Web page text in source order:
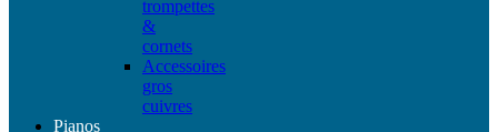
trompettes
&
cornets
Accessoires
gros
cuivres
Pianos